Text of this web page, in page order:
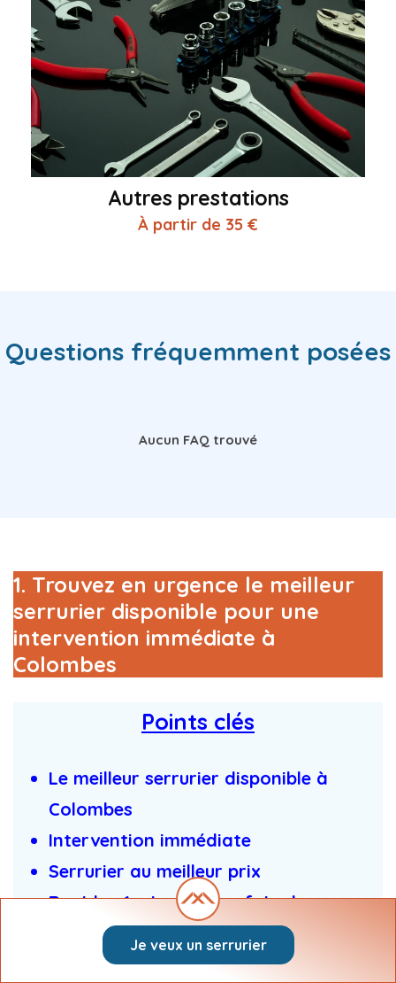
Autres prestations
À partir de 35 €
Questions fréquemment posées
Aucun FAQ trouvé
1. Trouvez en urgence le meilleur
serrurier disponible pour une
intervention immédiate à
Colombes
Points clés
Le meilleur serrurier disponible à
Colombes
Intervention immédiate
Serrurier au meilleur prix
Rapide : 1 minute pour faire la
demande
Je veux un serrurier